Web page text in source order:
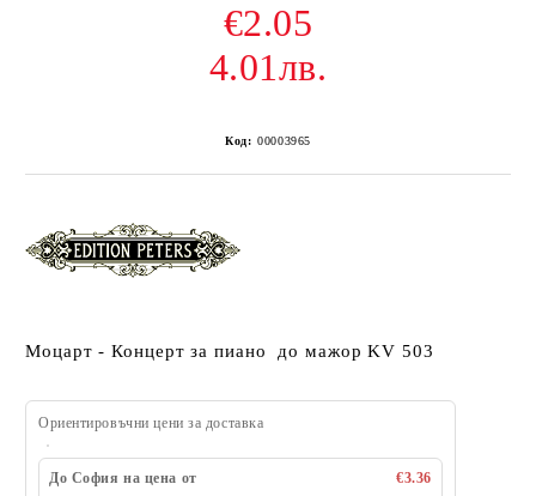
€2.05
4.01лв.
Код: 00003965
Моцарт - Концерт за пиано до мажор KV 503
Ориентировъчни цени за доставка
До София на цена от
€3.36